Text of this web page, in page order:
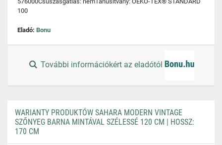
100
Eladó: Bonu
További információkért az eladótól
WARIANTY PRODUKTÓW SAHARA MODERN VINTAGE
SZŐNYEG BARNA MINTÁVAL SZÉLESSÉ 120 CM | HOSSZ:
170 CM